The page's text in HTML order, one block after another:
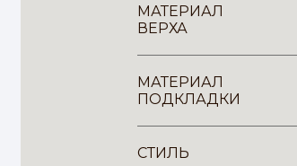
МАТЕРИАЛ
ВЕРХА
МАТЕРИАЛ
ПОДКЛАДКИ
СТИЛЬ